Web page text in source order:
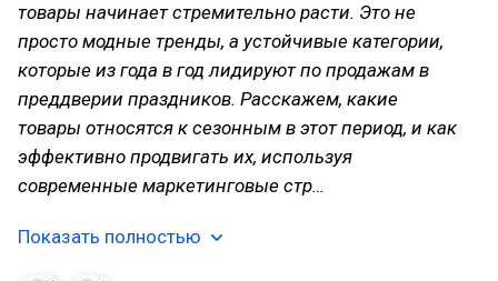
товары начинает стремительно расти. Это не
просто модные тренды, а устойчивые категории,
которые из года в год лидируют по продажам в
преддверии праздников. Расскажем, какие
товары относятся к сезонным в этот период, и как
эффективно продвигать их, используя
современные маркетинговые стр…
Показать полностью